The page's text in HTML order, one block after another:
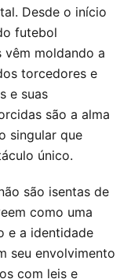
Desde o início
futebol
vêm moldando a
torcedores e
e suas
são a alma
singular que
único.
são isentas de
como uma
e a identidade
seu envolvimento
com leis e